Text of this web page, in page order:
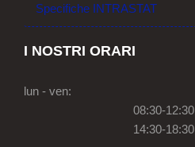
Specifiche INTRASTAT
I NOSTRI ORARI
lun - ven:
08:30-12:30
14:30-18:30